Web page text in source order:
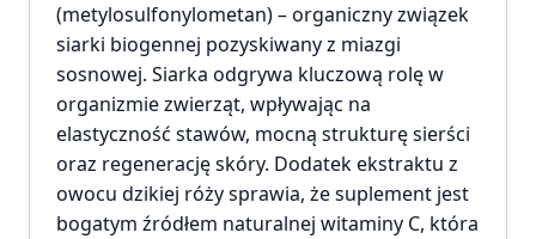
(metylosulfonylometan) – organiczny związek
siarki biogennej pozyskiwany z miazgi
sosnowej. Siarka odgrywa kluczową rolę w
organizmie zwierząt, wpływając na
elastyczność stawów, mocną strukturę sierści
oraz regenerację skóry. Dodatek ekstraktu z
owocu dzikiej róży sprawia, że suplement jest
bogatym źródłem naturalnej witaminy C, która